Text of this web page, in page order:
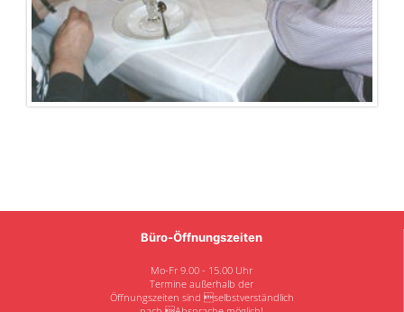
Büro-Öffnungszeiten
Mo-Fr 9.00 - 15.00 Uhr
Termine außerhalb der
Öffnungszeiten sind selbstverständlich